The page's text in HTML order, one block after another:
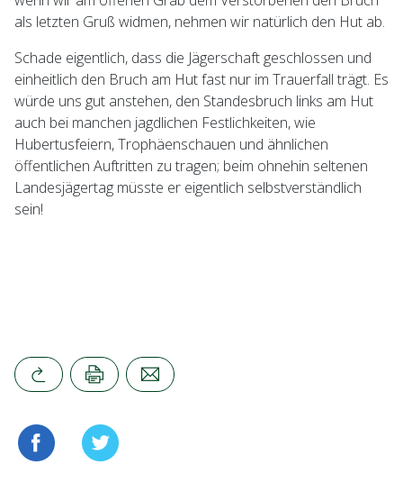
als letzten Gruß widmen, nehmen wir natürlich den Hut ab.
Schade eigentlich, dass die Jägerschaft geschlossen und
einheitlich den Bruch am Hut fast nur im Trauerfall trägt. Es
würde uns gut anstehen, den Standesbruch links am Hut
auch bei manchen jagdlichen Festlichkeiten, wie
Hubertusfeiern, Trophäenschauen und ähnlichen
öffentlichen Auftritten zu tragen; beim ohnehin seltenen
Landesjägertag müsste er eigentlich selbstverständlich
sein!